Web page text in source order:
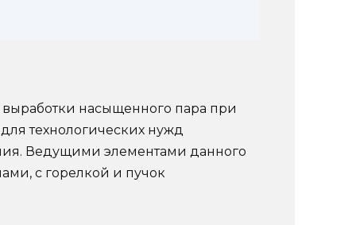
насыщенного пара при
технологических нужд
Ведущими элементами данного
с горелкой и пучок